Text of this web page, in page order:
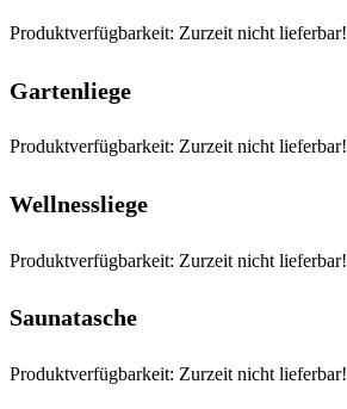
Produktverfügbarkeit: Zurzeit nicht lieferbar!
Gartenliege
Produktverfügbarkeit: Zurzeit nicht lieferbar!
Wellnessliege
Produktverfügbarkeit: Zurzeit nicht lieferbar!
Saunatasche
Produktverfügbarkeit: Zurzeit nicht lieferbar!